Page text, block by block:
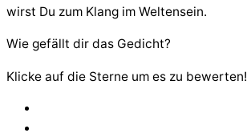
wirst Du zum Klang im Weltensein.
Wie gefällt dir das Gedicht?
Klicke auf die Sterne um es zu bewerten!